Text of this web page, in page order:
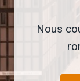
Nous